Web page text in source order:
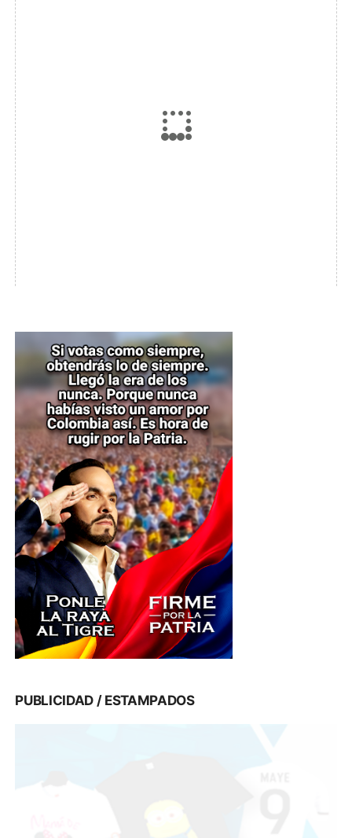
PUBLICIDAD / ESTAMPADOS